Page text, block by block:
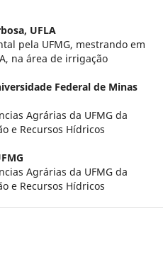
UFLA
pela UFMG, mestrando em
na área de irrigação
Federal de Minas
Agrárias da UFMG da
e Recursos Hídricos
Agrárias da UFMG da
e Recursos Hídricos